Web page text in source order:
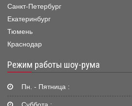
Санкт-Петербург
Екатеринбург
Тюмень
Краснодар
Режим работы шоу-рума
Пн. - Пятница :